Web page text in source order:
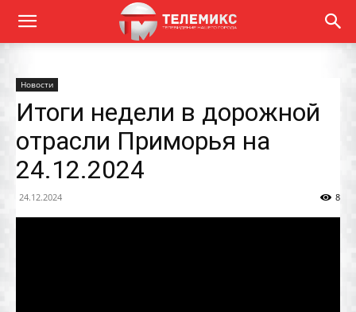
Новости
Итоги недели в дорожной
отрасли Приморья на
24.12.2024
24.12.2024 8